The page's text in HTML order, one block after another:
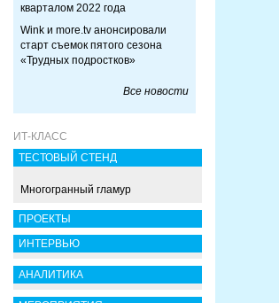
кварталом 2022 года
Wink и more.tv анонсировали
старт съемок пятого сезона
«Трудных подростков»
Все новости
ИТ-КЛАСС
ТЕСТОВЫЙ СТЕНД
Многогранный гламур
ПРОЕКТЫ
ИНТЕРВЬЮ
АНАЛИТИКА